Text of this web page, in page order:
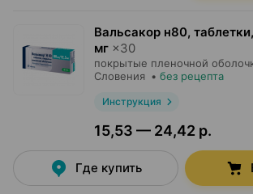
Вальсакор н80, таблетки,
мг ×30
покрытые пленочной
Словения • без рецепта
Инструкция
15,53 — 24,42 р.
Где купить